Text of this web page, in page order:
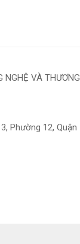
NGHỆ VÀ THƯƠNG
Phường 12, Quận